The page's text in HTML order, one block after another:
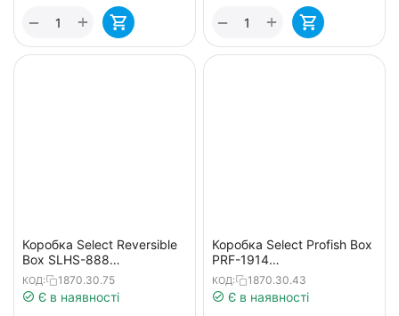
+
− +
−
Коробка Select Reversible
Box SLHS-888
19.8x13.4x3.5cm
КОД: 1870.30.75
Є в наявності
Коробка Select Profish Box
PRF-1914
19.8x14.3x3.3cm
КОД: 1870.30.43
Є в наявності